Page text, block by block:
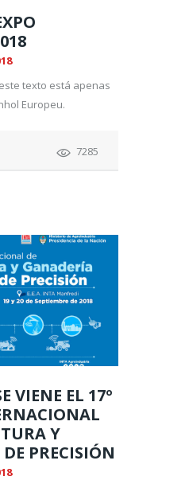
texto está apenas
Europeu.
7285
VIENE EL 17º
Y
PRECISIÓN